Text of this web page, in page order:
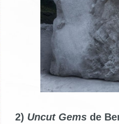
2) Uncut Gems de